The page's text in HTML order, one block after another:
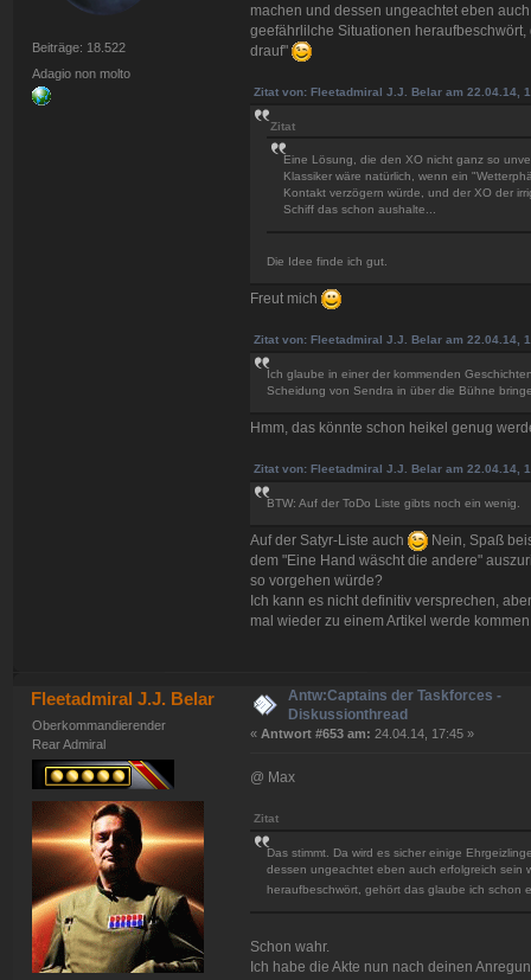
Beiträge: 18.522
Adagio non molto
machen und dessen ungeachtet eben
geefährlilche Situationen
drauf"
Zitat von: Fleetadmiral J.J. Belar am 22.04.14,
Zitat
Eine Lösung, die den XO nicht ganz so
Klassiker wäre natürlich, wenn ein
Kontakt verzögern würde, und der XO der
Schiff das schon aushalte...
Die Idee finde ich gut.
Freut mich
Zitat von: Fleetadmiral J.J. Belar am 22.04.14,
Ich glaube in einer der kommenden
Scheidung von Sendra in über die Bühne
Hmm, das könnte schon heikel genug
Zitat von: Fleetadmiral J.J. Belar am 22.04.14,
BTW: Auf der ToDo Liste gibts noch ein wenig.
Auf der Satyr-Liste auch
Nein, Spaß
dem "Eine Hand wäscht die andere"
so vorgehen würde?
Ich kann es nicht definitiv versprechen,
mal wieder zu einem Artikel werde
Fleetadmiral J.J. Belar
Oberkommandierender
Rear Admiral
Antw:Captains der Taskforces -
Diskussionthread
« Antwort #653 am: 24.04.14, 17:45 »
@ Max
Zitat
Das stimmt. Da wird es sicher einige
dessen ungeachtet eben auch erfolgreich sein
heraufbeschwört, gehört das glaube ich schon
Schon wahr.
Ich habe die Akte nun nach deinen